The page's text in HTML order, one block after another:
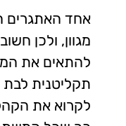
אחד האתגרים
מגוון, ולכן
להתאים את
תקליטנית
לקרוא את